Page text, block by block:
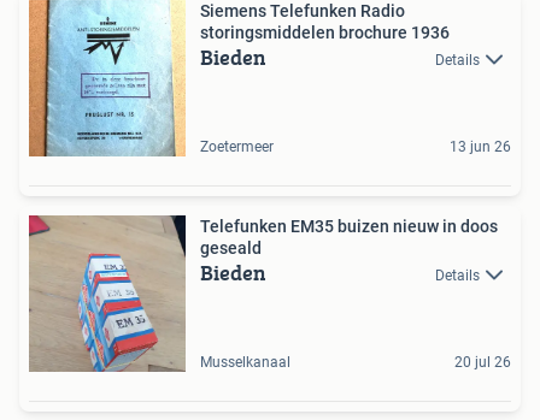
Siemens Telefunken Radio
storingsmiddelen brochure 1936
Bieden Details
Zoetermeer 13 jun 26
Telefunken EM35 buizen nieuw in doos
geseald
Bieden Details
Musselkanaal 20 jul 26